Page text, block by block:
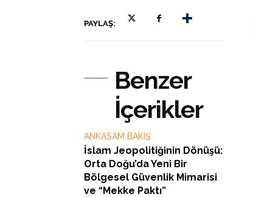
PAYLAŞ:
Benzer
İçerikler
ANKASAM BAKIŞ
İslam Jeopolitiğinin Dönüşü:
Orta Doğu’da Yeni Bir
Bölgesel Güvenlik Mimarisi
ve “Mekke Paktı”